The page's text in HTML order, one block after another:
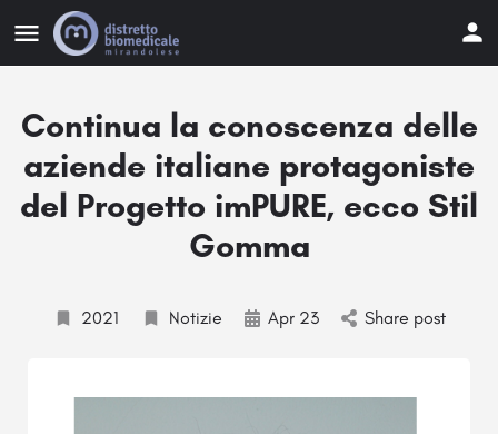
Continua la conoscenza delle
aziende italiane protagoniste
del Progetto imPURE, ecco Stil
Gomma
2021 Notizie Apr 23 Share post